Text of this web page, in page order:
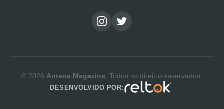
© 2026 Antena Magazine . Todos os direitos reservados.
DESENVOLVIDO POR: